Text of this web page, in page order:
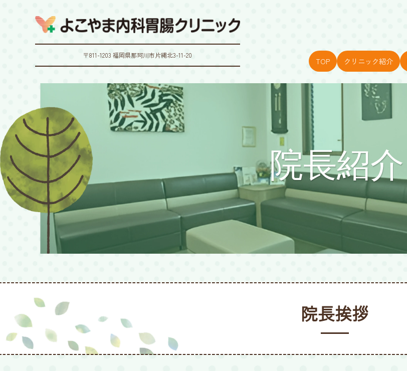
〒811-1203 福岡県那珂川市片縄北3-11-20
TOP クリニック紹介
院長紹介
院長挨拶